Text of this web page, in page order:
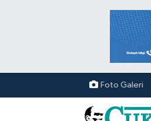
Foto Galeri
Mersin Nöbetçi Eczaneler
Mersin Hava Durumu
Mersin Namaz Vakitleri